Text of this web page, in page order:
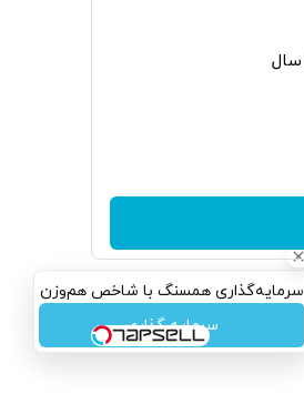
سرمایه‌گذاری همسنگ با شاخص هم‌وزن
سرمایه گذاری